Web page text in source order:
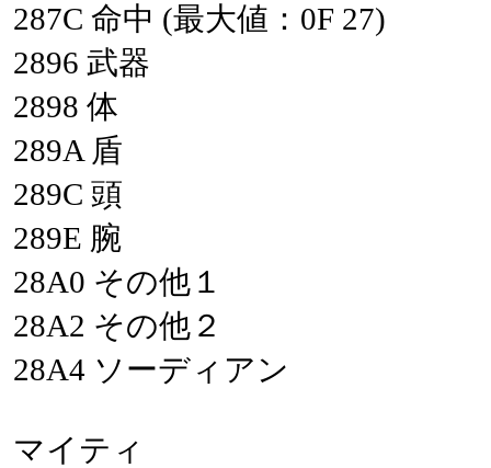
287C 命中 (最大値：0F 27)
2896 武器
2898 体
289A 盾
289C 頭
289E 腕
28A0 その他１
28A2 その他２
28A4 ソーディアン
マイティ